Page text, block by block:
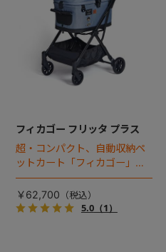
フィカゴー フリッタ プラス
超・コンパクト、自動収納ペ
ットカート「フィカゴー」に
キャビン着脱タイプが新登
場！
￥62,700
5.0（1）